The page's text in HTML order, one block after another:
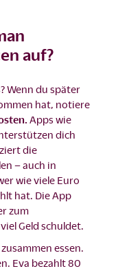
auf?
Wenn du später
hat, notiere
Apps wie
dich
die
– auch in
wie viele Euro
hat. Die App
zum
Geld schuldet.
essen.
Eva bezahlt 80